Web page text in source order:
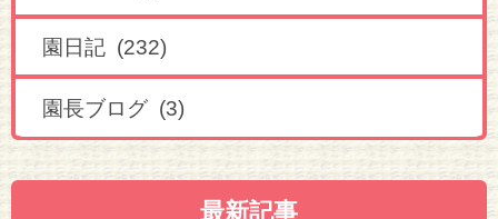
園日記 (232)
園長ブログ (3)
最新記事